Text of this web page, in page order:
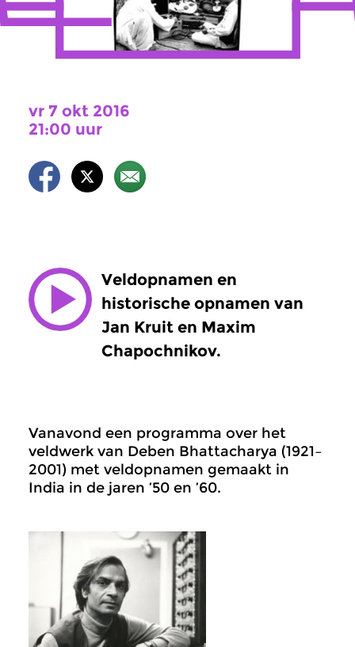
vr 7 okt 2016
21:00 uur
Veldopnamen en
historische opnamen van
Jan Kruit en Maxim
Chapochnikov.
Vanavond een programma over het
veldwerk van Deben Bhattacharya (1921–
2001) met veldopnamen gemaakt in
India in de jaren ’50 en ’60.